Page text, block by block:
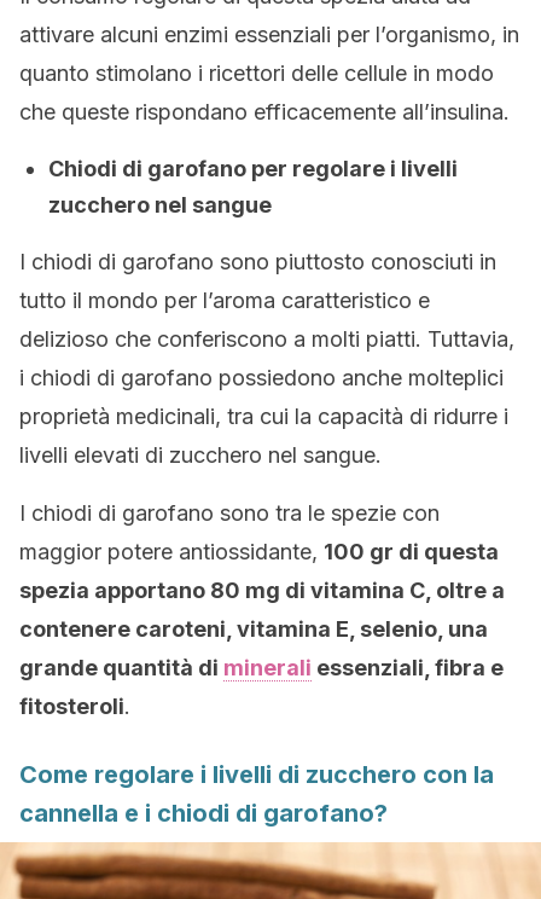
attivare alcuni enzimi essenziali per l’organismo, in
quanto stimolano i ricettori delle cellule in modo
che queste rispondano efficacemente all’insulina.
Chiodi di garofano per regolare i livelli
zucchero nel sangue
I chiodi di garofano sono piuttosto conosciuti in
tutto il mondo per l’aroma caratteristico e
delizioso che conferiscono a molti piatti. Tuttavia,
i chiodi di garofano possiedono anche molteplici
proprietà medicinali, tra cui la capacità di ridurre i
livelli elevati di zucchero nel sangue.
I chiodi di garofano sono tra le spezie con
maggior potere antiossidante, 100 gr di questa
spezia apportano 80 mg di vitamina C, oltre a
contenere caroteni, vitamina E, selenio, una
grande quantità di minerali essenziali, fibra e
fitosteroli.
Come regolare i livelli di zucchero con la
cannella e i chiodi di garofano?